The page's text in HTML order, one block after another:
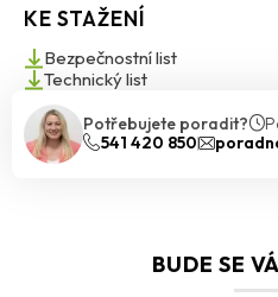
KE STAŽENÍ
Bezpečnostní list
Technický list
Potřebujete poradit?
541 420 850
BUDE SE